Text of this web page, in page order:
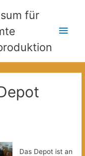
für
Das Depot ist an